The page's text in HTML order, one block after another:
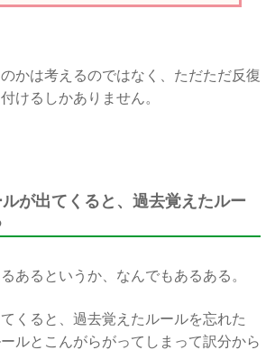
かは考えるのではなく、ただただ反復
けるしかありません。
が出てくると、過去覚えたルー
あるというか、なんでもあるある。
くると、過去覚えたルールを忘れた
ルとこんがらがってしまって訳分から